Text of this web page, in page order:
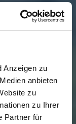
Anzeigen zu
anbieten
zu
zu Ihrer
Partner für